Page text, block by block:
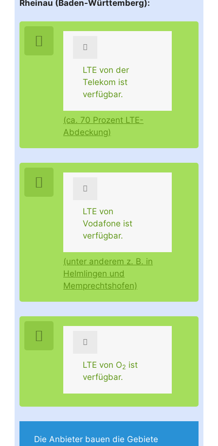
Rheinau (Baden-Württemberg):
LTE von der
Telekom ist
verfügbar.
(ca. 70 Prozent LTE-
Abdeckung)
LTE von
Vodafone ist
verfügbar.
(unter anderem z. B. in
Helmlingen und
Memprechtshofen)
LTE von O2 ist
verfügbar.
Die Anbieter bauen die Gebiete